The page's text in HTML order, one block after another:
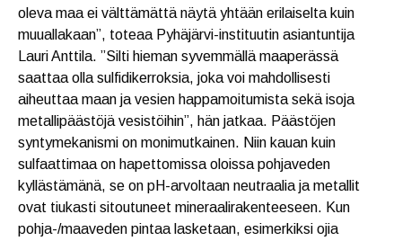
oleva maa ei välttämättä näytä yhtään erilaiselta kuin
muuallakaan”, toteaa Pyhäjärvi-instituutin asiantuntija
Lauri Anttila. ”Silti hieman syvemmällä maaperässä
saattaa olla sulfidikerroksia, joka voi mahdollisesti
aiheuttaa maan ja vesien happamoitumista sekä isoja
metallipäästöjä vesistöihin”, hän jatkaa. Päästöjen
syntymekanismi on monimutkainen. Niin kauan kuin
sulfaattimaa on hapettomissa oloissa pohjaveden
kyllästämänä, se on pH-arvoltaan neutraalia ja metallit
ovat tiukasti sitoutuneet mineraalirakenteeseen. Kun
pohja-/maaveden pintaa lasketaan, esimerkiksi ojia